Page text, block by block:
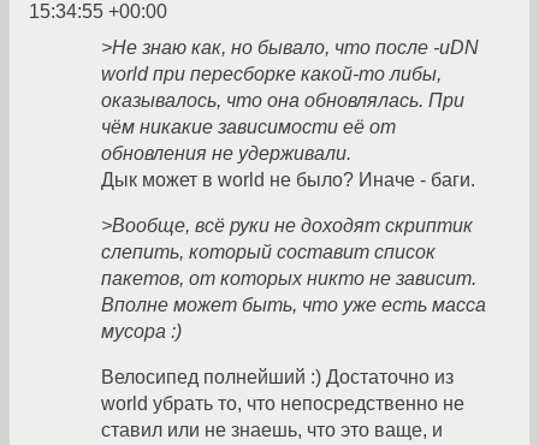
15:34:55 +00:00
>Не знаю как, но бывало, что после -uDN
world при пересборке какой-то либы,
оказывалось, что она обновлялась. При
чём никакие зависимости её от
обновления не удерживали.
Дык может в world не было? Иначе - баги.
>Вообще, всё руки не доходят скриптик
слепить, который составит список
пакетов, от которых никто не зависит.
Вполне может быть, что уже есть масса
мусора :)
Велосипед полнейший :) Достаточно из
world убрать то, что непосредственно не
ставил или не знаешь, что это ваще, и